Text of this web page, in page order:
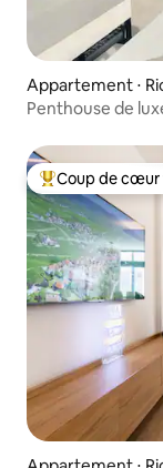
Appartement ⋅
Penthouse de
Coups de cœur
Coup de cœur